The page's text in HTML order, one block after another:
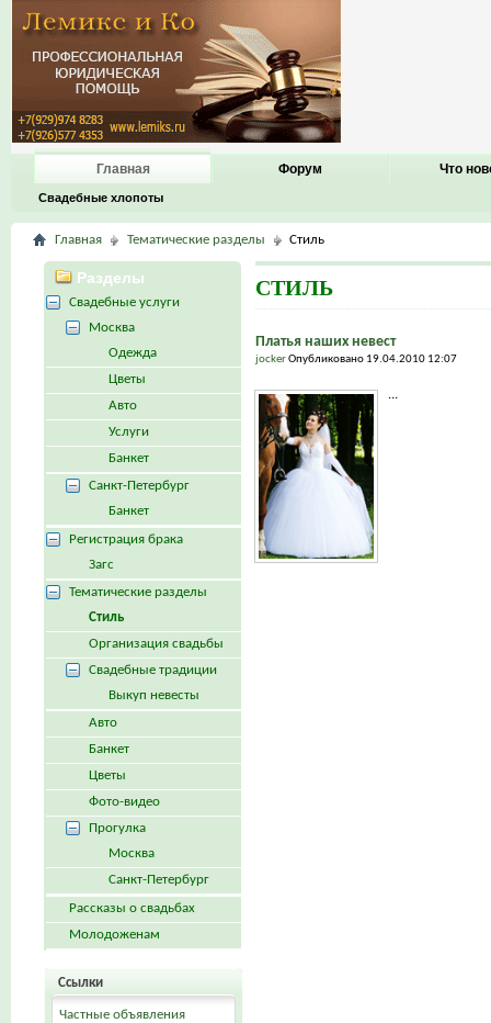
Главная
Свадебные хлопоты
Форум Что
Главная Тематические разделы Стиль
СТИЛЬ
Платья наших невест
jockerОпубликовано 19.04.2010 12:07
...
Разделы
Свадебные услуги
Москва
Одежда
Цветы
Авто
Услуги
Банкет
Санкт-Петербург
Банкет
Регистрация брака
Загс
Тематические разделы
Стиль
Организация свадьбы
Свадебные традиции
Выкуп невесты
Авто
Банкет
Цветы
Фото-видео
Прогулка
Москва
Санкт-Петербург
Рассказы о свадьбах
Молодоженам
Ссылки
Частные объявления